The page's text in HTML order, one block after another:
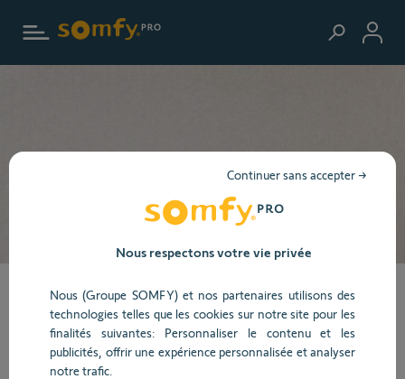
Mise à jour des
conditions de garantie
Nous respectons votre vie privée
Nous (Groupe SOMFY) et nos partenaires utilisons des
technologies telles que les cookies sur notre site pour les
finalités suivantes: Personnaliser le contenu et les
publicités, offrir une expérience personnalisée et analyser
notre trafic.
Continuer sans accepter →